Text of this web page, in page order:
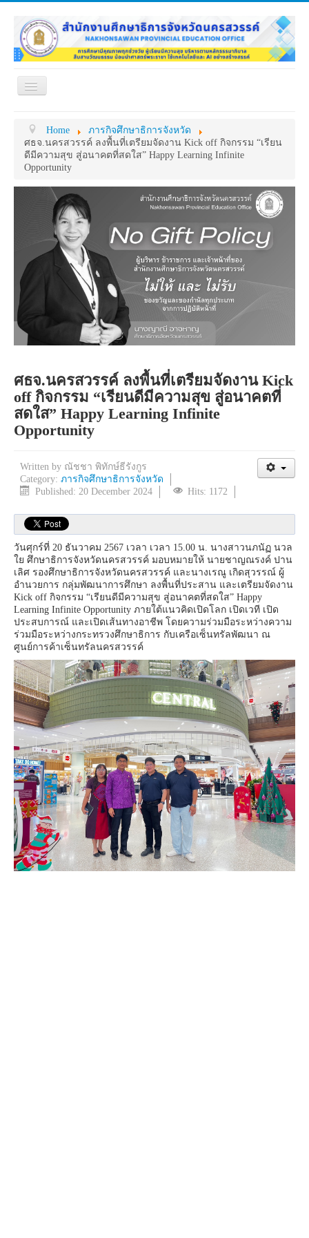
Toggle
หน่วยงานภายใน
MY OFFICE
ดาวน์โหลด
กระดาน ถาม-ตอบ
ข้อมูลการติดต่อ
Home
ภารกิจศึกษาธิการจังหวัด
ศธจ.นครสวรรค์ ลงพื้นที่เตรียมจัดงาน Kick off กิจกรรม “เรียน
ดีมีความสุข สู่อนาคตที่สดใส” Happy Learning Infinite
Opportunity
ศธจ.นครสวรรค์ ลงพื้นที่เตรียมจัดงาน Kick
off กิจกรรม “เรียนดีมีความสุข สู่อนาคตที่
สดใส” Happy Learning Infinite
Opportunity
Written by ณัชชา พิทักษ์ธีรังกูร
Category: ภารกิจศึกษาธิการจังหวัด
Published: 20 December 2024
Hits: 1172
วันศุกร์ที่ 20 ธันวาคม 2567 เวลา เวลา 15.00 น. นางสาวนภนัฏ นวล
ใย ศึกษาธิการจังหวัดนครสวรรค์ มอบหมายให้ นายชาญณรงค์ ปาน
เลิศ รองศึกษาธิการจังหวัดนครสวรรค์ และนางเรณู เกิดสุวรรณ์ ผู้
อำนวยการ กลุ่มพัฒนาการศึกษา ลงพื้นที่ประสาน และเตรียมจัดงาน
Kick off กิจกรรม “เรียนดีมีความสุข สู่อนาคตที่สดใส” Happy
Learning Infinite Opportunity ภายใต้แนวคิดเปิดโลก เปิดเวที เปิด
ประสบการณ์ และเปิดเส้นทางอาชีพ โดยความร่วมมือระหว่างความ
ร่วมมือระหว่างกระทรวงศึกษาธิการ กับเครือเซ็นทรัลพัฒนา ณ
ศูนย์การค้าเซ็นทรัลนครสวรรค์